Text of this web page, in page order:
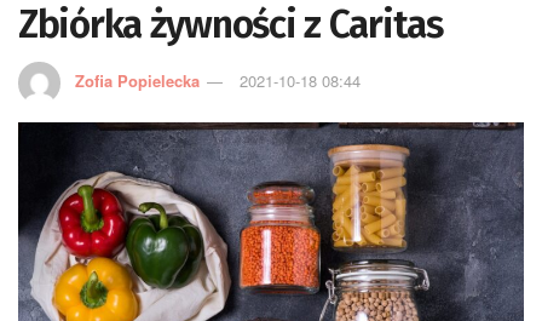
Zbiórka żywności z Caritas
Zofia Popielecka 2021-10-18 08:44